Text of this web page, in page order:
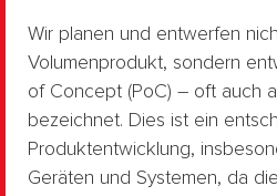
Wir planen und entwerfen
Volumenprodukt, sondern
of Concept (PoC) – oft auch
bezeichnet. Dies ist ein
Produktentwicklung,
Geräten und Systemen, da